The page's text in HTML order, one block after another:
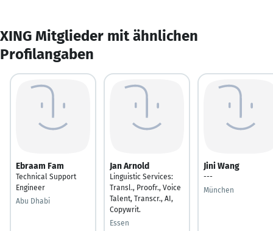
XING Mitglieder mit ähnlichen
Profilangaben
Ebraam Fam
Technical Support
Engineer
Abu Dhabi
Jan Arnold
Linguistic Services:
Transl., Proofr., Voice
Talent, Transcr., AI,
Copywrit.
Essen
Jini Wang
---
München